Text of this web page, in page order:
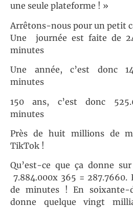
une seule plateforme ! »
Arrêtons-nous pour un petit
Une journée est faite de
minutes
Une année, c’est donc
minutes
150 ans, c’est donc
minutes
Près de huit millions de
TikTok !
Qu’est-ce que ça donne
7.884.000x 365 =
de minutes ! En
donne quelque vingt